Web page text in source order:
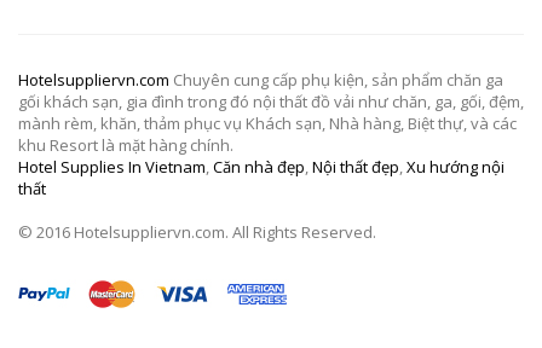
Hotelsuppliervn.com Chuyên cung cấp phụ kiện, sản phẩm chăn ga
gối khách sạn, gia đình trong đó nội thất đồ vải như chăn, ga, gối, đệm,
mành rèm, khăn, thảm phục vụ Khách sạn, Nhà hàng, Biệt thự, và các
khu Resort là mặt hàng chính.
Hotel Supplies In Vietnam,Căn nhà đẹp,Nội thất đẹp,Xu hướng nội
thất
© 2016 Hotelsuppliervn.com. All Rights Reserved.